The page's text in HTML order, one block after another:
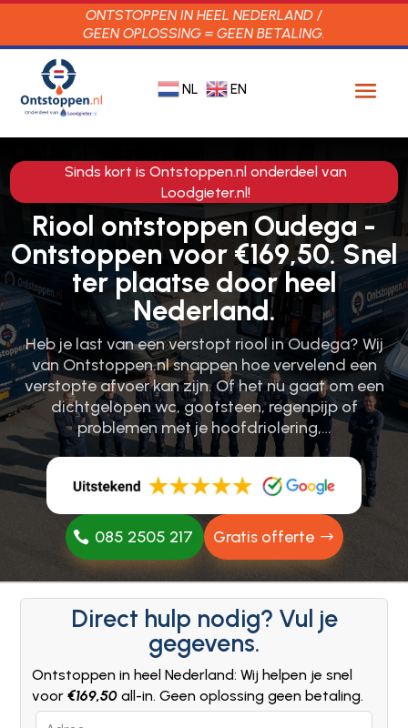
ONTSTOPPEN IN HEEL NEDERLAND /
GEEN OPLOSSING = GEEN BETALING.
NL EN
Sinds kort is Ontstoppen.nl onderdeel van
Loodgieter.nl!
Riool ontstoppen Oudega -
Ontstoppen voor €169,50. Snel
ter plaatse door heel
Nederland.
Heb je last van een verstopt riool in Oudega? Wij
van Ontstoppen.​nl snappen hoe vervelend een
verstopte afvoer kan zijn.​ Of het nu gaat om een
dichtgelopen wc, gootsteen, regenpijp of
problemen met je hoofdriolering,…
085 2505 217 Gratis offerte
Direct hulp nodig? Vul je
gegevens.
Ontstoppen in heel Nederland: Wij helpen je snel
voor€169,50 all-in. Geen oplossing geen betaling.
Leave